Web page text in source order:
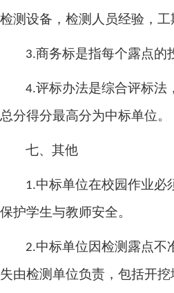
检测设备，检测人员经验，工
3.商务标是指每个露点的
4.评标办法是综合评标法
总分得分最高分为中标单位。
七、其他
1.中标单位在校园作业必
保护学生与教师安全。
2.中标单位因检测露点不
失由检测单位负责，包括开